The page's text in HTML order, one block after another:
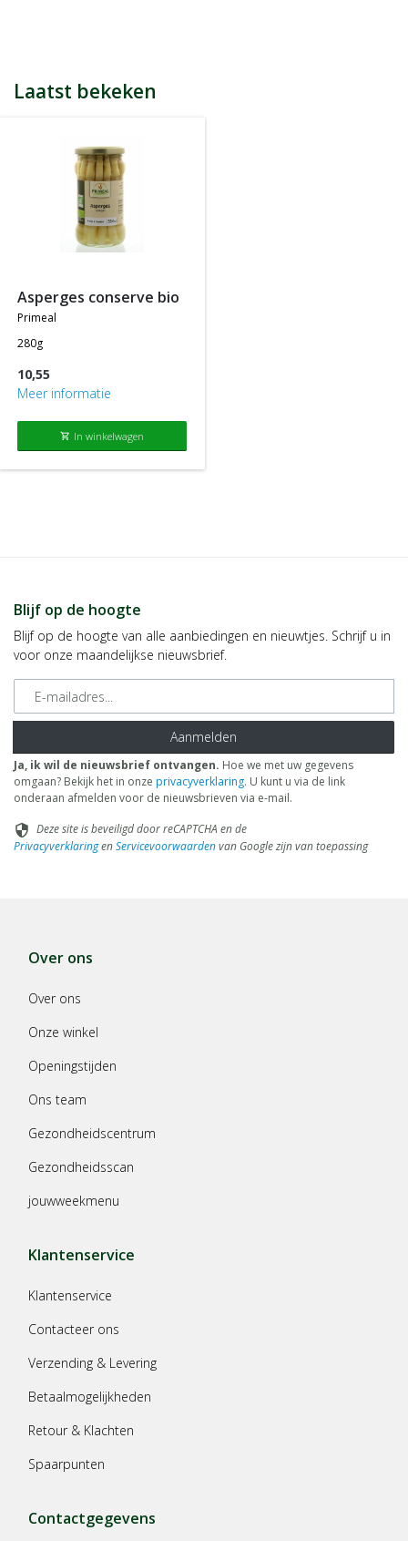
Tijdens het afrekenen zie je dan onderaan een optie om je
spaarpunten in te wisselen, 100 spaarpunten = € 5 korting, 200
spaarpunten bekijken.
LET OP: Je ontvangt geen spaarpunten op producten die al tegen
een bepaalde actieprijs of met een bepaalde korting worden
aangeboden, m.a.w. je ontvangt alleen spaarpunten op
producten die tegen de normale of standaard verkoopprijs
Laatst bekeken
asperges conserve bio
primeal
280g
10,55
Meer informatie
shopping_cart In winkelwagen
Blijf op de hoogte
Blijf op de hoogte van alle aanbiedingen en nieuwtjes. Schrijf u in
voor onze maandelijkse nieuwsbrief.
E-mailadres
Aanmelden
Ja, ik wil de nieuwsbrief ontvangen. Hoe we met uw gegevens
omgaan? Bekijk het in onze privacyverklaring. U kunt u via de link
onderaan afmelden voor de nieuwsbrieven via e-mail.
security Deze site is beveiligd door reCAPTCHA en de
PrivacyverklaringenServicevoorwaardenvan Google zijn van toepassing
Over ons
Over ons
Onze winkel
Openingstijden
Ons team
Gezondheidscentrum
Gezondheidsscan
jouwweekmenu
Klantenservice
Klantenservice
Contacteer ons
Verzending & Levering
Betaalmogelijkheden
Retour & Klachten
Spaarpunten
Contactgegevens